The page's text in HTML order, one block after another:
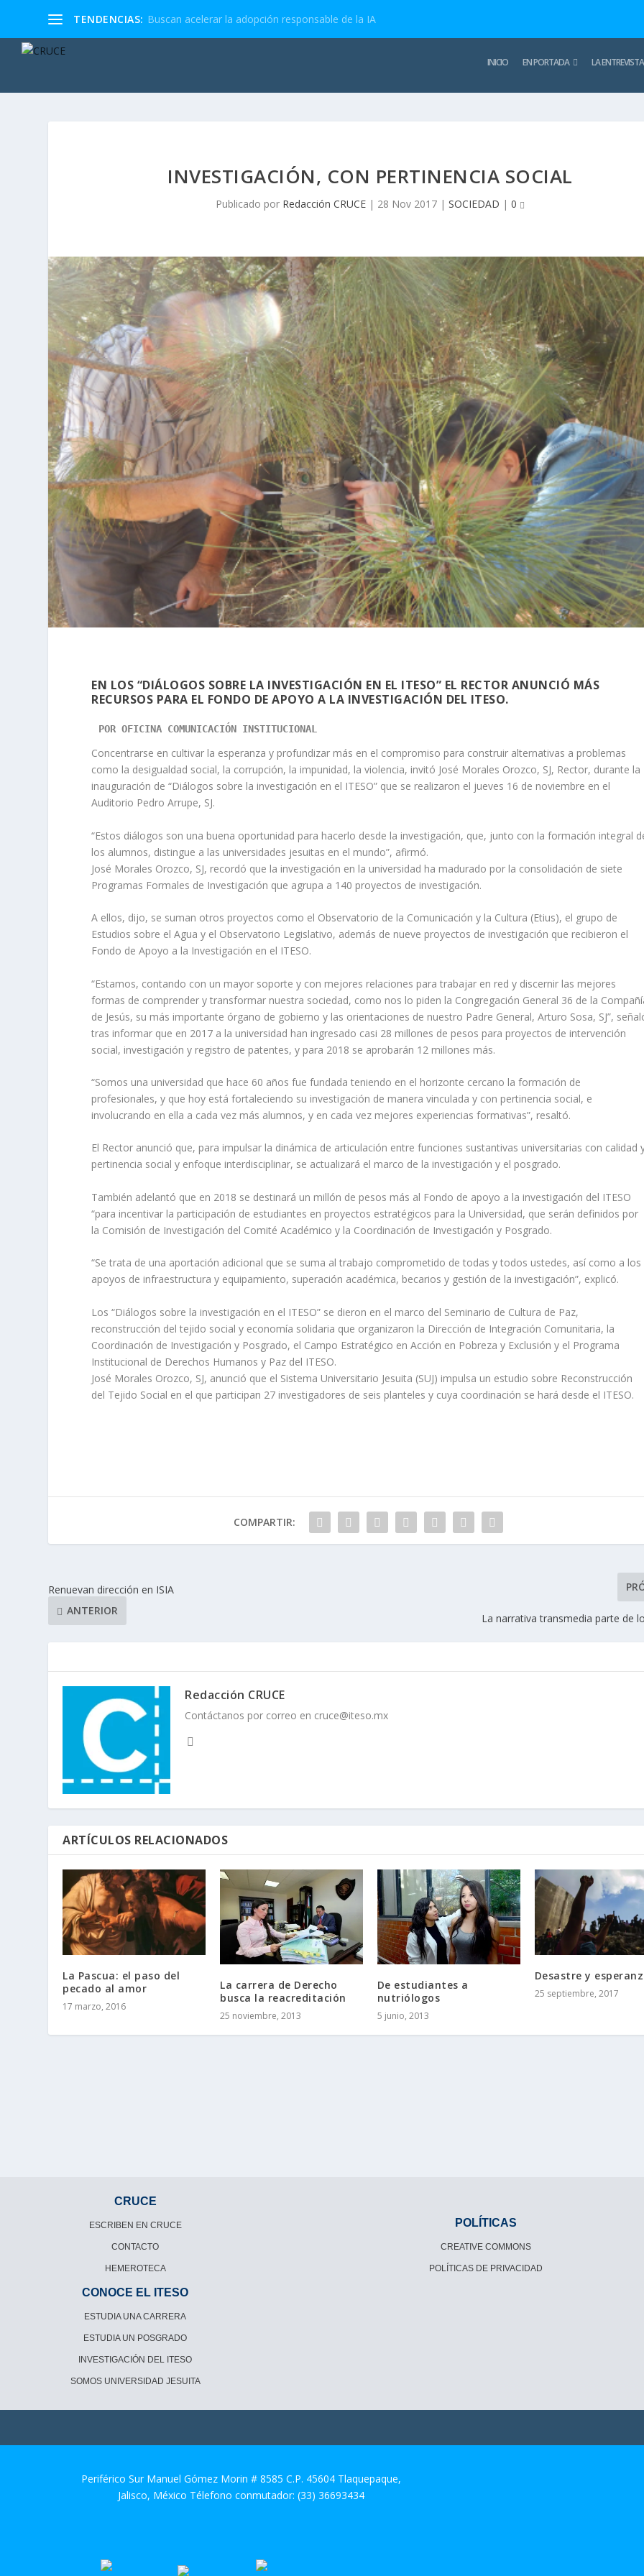
TENDENCIAS: Buscan acelerar la adopción responsable de la IA
INICIO EN PORTADA LA ENTREVISTA
INVESTIGACIÓN, CON PERTINENCIA SOCIAL
Publicado por Redacción CRUCE| 28 Nov 2017| SOCIEDAD | 0
EN LOS “DIÁLOGOS SOBRE LA INVESTIGACIÓN EN EL ITESO” EL RECTOR ANUNCIÓ MÁS
RECURSOS PARA EL FONDO DE APOYO A LA INVESTIGACIÓN DEL ITESO.
POR OFICINA COMUNICACIÓN INSTITUCIONAL
Concentrarse en cultivar la esperanza y profundizar más en el compromiso para construir alternativas a problemas
como la desigualdad social, la corrupción, la impunidad, la violencia, invitó José Morales Orozco, SJ, Rector, durante la
inauguración de “Diálogos sobre la investigación en el ITESO” que se realizaron el jueves 16 de noviembre en el
Auditorio Pedro Arrupe, SJ.
“Estos diálogos son una buena oportunidad para hacerlo desde la investigación, que, junto con la formación integral
los alumnos, distingue a las universidades jesuitas en el mundo”, afirmó.
José Morales Orozco, SJ, recordó que la investigación en la universidad ha madurado por la consolidación de siete
Programas Formales de Investigación que agrupa a 140 proyectos de investigación.
A ellos, dijo, se suman otros proyectos como el Observatorio de la Comunicación y la Cultura (Etius), el grupo de
Estudios sobre el Agua y el Observatorio Legislativo, además de nueve proyectos de investigación que recibieron el
Fondo de Apoyo a la Investigación en el ITESO.
“Estamos, contando con un mayor soporte y con mejores relaciones para trabajar en red y discernir las mejores
formas de comprender y transformar nuestra sociedad, como nos lo piden la Congregación General 36 de la
de Jesús, su más importante órgano de gobierno y las orientaciones de nuestro Padre General, Arturo Sosa, SJ”,
tras informar que en 2017 a la universidad han ingresado casi 28 millones de pesos para proyectos de intervención
social, investigación y registro de patentes, y para 2018 se aprobarán 12 millones más.
“Somos una universidad que hace 60 años fue fundada teniendo en el horizonte cercano la formación de
profesionales, y que hoy está fortaleciendo su investigación de manera vinculada y con pertinencia social, e
involucrando en ella a cada vez más alumnos, y en cada vez mejores experiencias formativas”, resaltó.
El Rector anunció que, para impulsar la dinámica de articulación entre funciones sustantivas universitarias con calidad
pertinencia social y enfoque interdisciplinar, se actualizará el marco de la investigación y el posgrado.
También adelantó que en 2018 se destinará un millón de pesos más al Fondo de apoyo a la investigación del ITESO
“para incentivar la participación de estudiantes en proyectos estratégicos para la Universidad, que serán definidos por
la Comisión de Investigación del Comité Académico y la Coordinación de Investigación y Posgrado.
“Se trata de una aportación adicional que se suma al trabajo comprometido de todas y todos ustedes, así como a los
apoyos de infraestructura y equipamiento, superación académica, becarios y gestión de la investigación”, explicó.
Los “Diálogos sobre la investigación en el ITESO” se dieron en el marco del Seminario de Cultura de Paz,
reconstrucción del tejido social y economía solidaria que organizaron la Dirección de Integración Comunitaria, la
Coordinación de Investigación y Posgrado, el Campo Estratégico en Acción en Pobreza y Exclusión y el Programa
Institucional de Derechos Humanos y Paz del ITESO.
José Morales Orozco, SJ, anunció que el Sistema Universitario Jesuita (SUJ) impulsa un estudio sobre Reconstrucción
del Tejido Social en el que participan 27 investigadores de seis planteles y cuya coordinación se hará desde el ITESO.
COMPARTIR:
Renuevan dirección en ISIA
ANTERIOR
La narrativa transmedia parte de
Redacción CRUCE
Contáctanos por correo en cruce@iteso.mx
ARTÍCULOS RELACIONADOS
La Pascua: el paso del
pecado al amor
17 marzo, 2016
La carrera de Derecho
busca la reacreditación
25 noviembre, 2013
De estudiantes a
nutriólogos
5 junio, 2013
Desastre y
25 septiembre, 2017
CRUCE
ESCRIBEN EN CRUCE
CONTACTO
HEMEROTECA
POLÍTICAS
CREATIVE COMMONS
POLÍTICAS DE PRIVACIDAD
CONOCE EL ITESO
ESTUDIA UNA CARRERA
ESTUDIA UN POSGRADO
INVESTIGACIÓN DEL ITESO
SOMOS UNIVERSIDAD JESUITA
Periférico Sur Manuel Gómez Morin # 8585 C.P. 45604 Tlaquepaque,
Jalisco, México Télefono conmutador: (33) 36693434